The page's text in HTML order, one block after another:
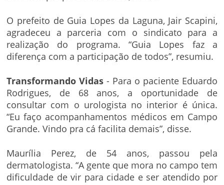
O prefeito de Guia Lopes da Laguna, Jair Scapini,
agradeceu a parceria com o sindicato para a
realização do programa. “Guia Lopes faz a
diferença com a participação de todos”, resumiu.
Transformando Vidas - Para o paciente Eduardo
Rodrigues, de 68 anos, a oportunidade de
consultar com o urologista no interior é única.
“Eu faço acompanhamentos médicos em Campo
Grande. Vindo pra cá facilita demais”, disse.
Maurília Perez, de 54 anos, passou pela
dermatologista. “A gente que mora no campo tem
dificuldade de vir para cidade e ser atendido por